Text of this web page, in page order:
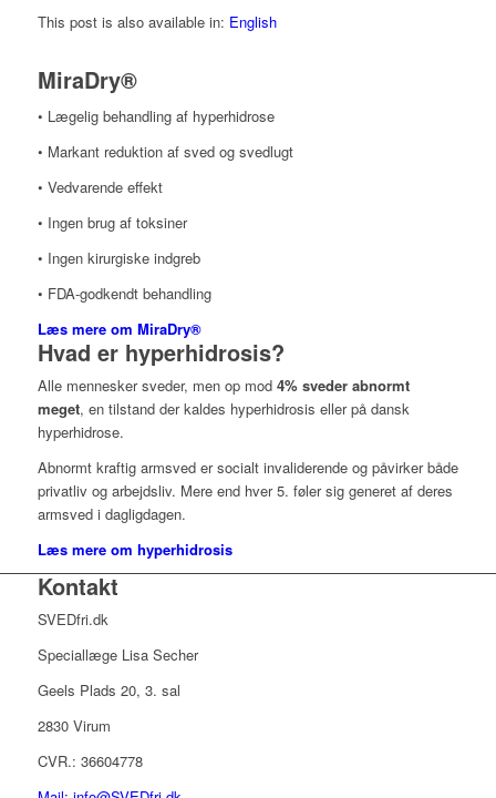
This post is also available in: English
MiraDry®
• Lægelig behandling af hyperhidrose
• Markant reduktion af sved og svedlugt
• Vedvarende effekt
• Ingen brug af toksiner
• Ingen kirurgiske indgreb
• FDA-godkendt behandling
Læs mere om MiraDry®
Hvad er hyperhidrosis?
Alle mennesker sveder, men op mod 4% sveder abnormt
meget, en tilstand der kaldes hyperhidrosis eller på dansk
hyperhidrose.
Abnormt kraftig armsved er socialt invaliderende og påvirker både
privatliv og arbejdsliv. Mere end hver 5. føler sig generet af deres
armsved i dagligdagen.
Læs mere om hyperhidrosis
Kontakt
SVEDfri.dk
Speciallæge Lisa Secher
Geels Plads 20, 3. sal
2830 Virum
CVR.: 36604778